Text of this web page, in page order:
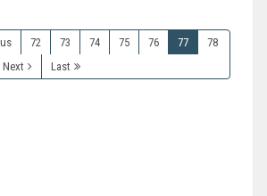
72 73 74 75 76 77
78
Next Last